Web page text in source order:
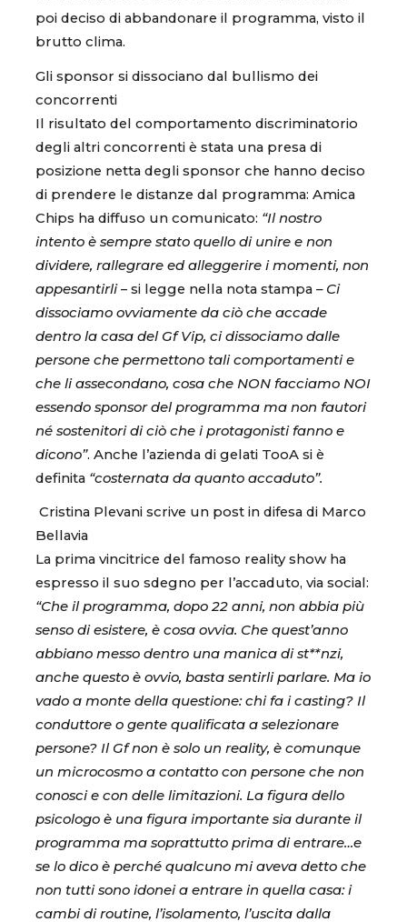
poi deciso di abbandonare il programma, visto il
brutto clima.
Gli sponsor si dissociano dal bullismo dei
concorrenti
Il risultato del comportamento discriminatorio
degli altri concorrenti è stata una presa di
posizione netta degli sponsor che hanno deciso
di prendere le distanze dal programma: Amica
Chips ha diffuso un comunicato: “Il nostro
intento è sempre stato quello di unire e non
dividere, rallegrare ed alleggerire i momenti, non
appesantirli– si legge nella nota stampa – Ci
dissociamo ovviamente da ciò che accade
dentro la casa del Gf Vip, ci dissociamo dalle
persone che permettono tali comportamenti e
che li assecondano, cosa che NON facciamo NOI
essendo sponsor del programma ma non fautori
né sostenitori di ciò che i protagonisti fanno e
dicono”. Anche l’azienda di gelati TooA si è
definita “costernata da quanto accaduto”.
Cristina Plevani scrive un post in difesa di Marco
Bellavia
La prima vincitrice del famoso reality show ha
espresso il suo sdegno per l’accaduto, via social:
“Che il programma, dopo 22 anni, non abbia più
senso di esistere, è cosa ovvia. Che quest’anno
abbiano messo dentro una manica di st**nzi,
anche questo è ovvio, basta sentirli parlare. Ma io
vado a monte della questione: chi fa i casting? Il
conduttore o gente qualificata a selezionare
persone? Il Gf non è solo un reality, è comunque
un microcosmo a contatto con persone che non
conosci e con delle limitazioni. La figura dello
psicologo è una figura importante sia durante il
programma ma soprattutto prima di entrare…e
se lo dico è perché qualcuno mi aveva detto che
non tutti sono idonei a entrare in quella casa: i
cambi di routine, l’isolamento, l’uscita dalla